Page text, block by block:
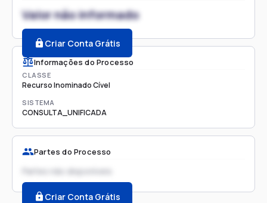
Valor não informado
Criar Conta Grátis
Informações do Processo
CLASSE
Recurso Inominado Cível
SISTEMA
CONSULTA_UNIFICADA
Partes do Processo
Partes não disponíveis
Criar Conta Grátis